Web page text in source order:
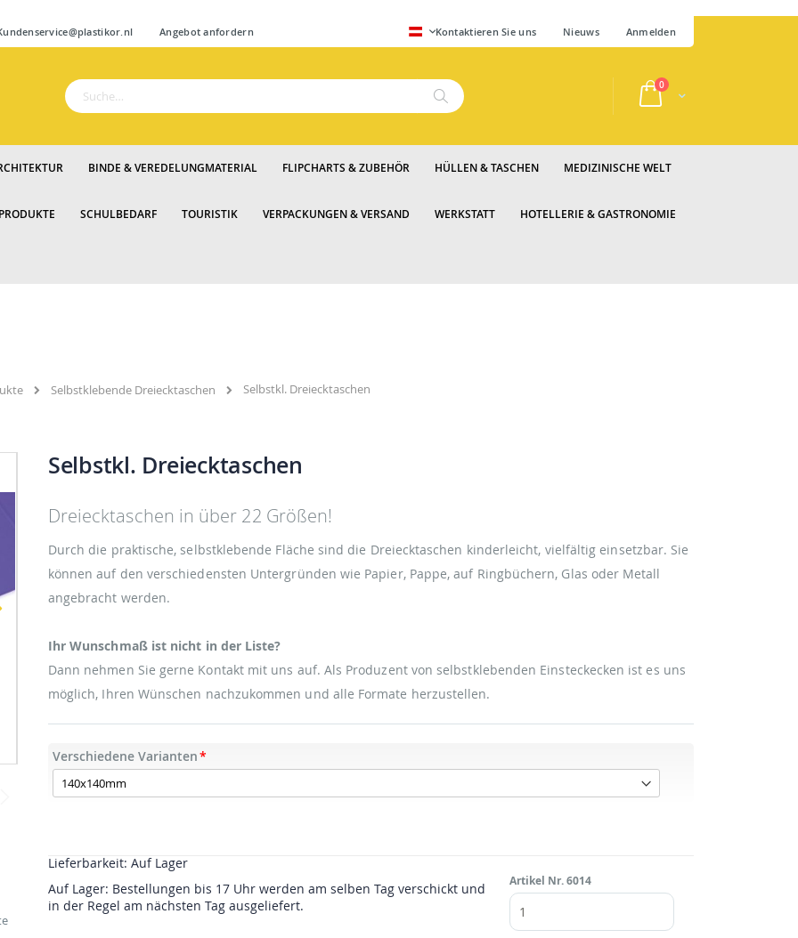
Angebot anfordernZum
Inhalt
Kontaktieren Sie uns Nieuws Anmelden
SPRACHE
Cart
0Artikel
Suche
BINDE & VEREDELUNGMATERIAL FLIPCHARTS & ZUBEHÖR HÜLLEN & TASCHEN MEDIZINISCHE WELT
SCHULBEDARF TOURISTIK VERPACKUNGEN & VERSAND WERKSTATT HOTELLERIE & GASTRONOMIE
Selbstklebende Dreiecktaschen Selbstkl. Dreiecktaschen
Selbstkl. Dreiecktaschen
Selbstkl. Dreiecktaschen
Dreiecktaschen in über 22 Größen!
Durch die praktische, selbstklebende Fläche sind die Dreiecktaschen kinderleicht, vielfältig einsetzbar. Sie
können auf den verschiedensten Untergründen wie Papier, Pappe, auf Ringbüchern, Glas oder Metall
angebracht werden.
Ihr Wunschmaß ist nicht in der Liste?
Dann nehmen Sie gerne Kontakt mit uns auf. Als Produzent von selbstklebenden Einsteckecken ist es uns
möglich, Ihren Wünschen nachzukommen und alle Formate herzustellen.
Verschiedene Varianten
Lieferbarkeit: Auf Lager
Auf Lager: Bestellungen bis 17 Uhr werden am selben Tag verschickt und
in der Regel am nächsten Tag ausgeliefert.
Artikel Nr.6014